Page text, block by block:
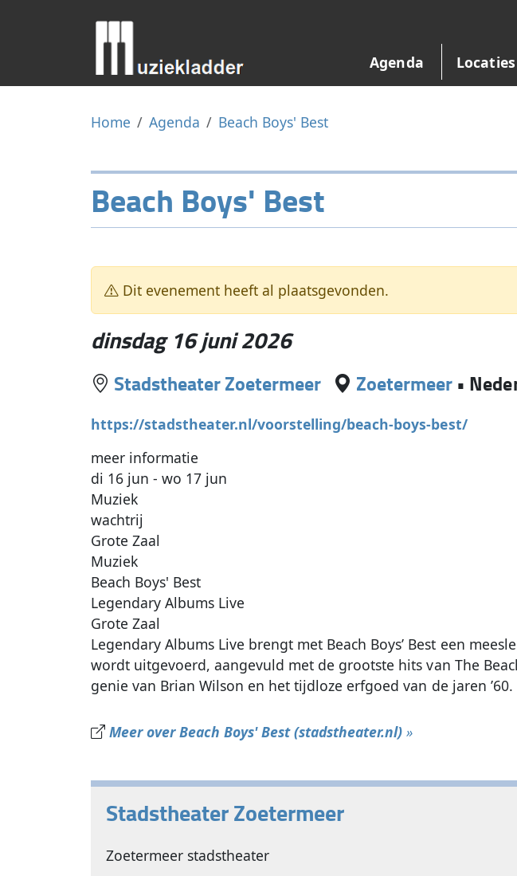
Agenda Locaties
Home Agenda Beach Boys' Best
Beach Boys' Best
Dit evenement heeft al plaatsgevonden.
dinsdag 16 juni 2026
Stadstheater Zoetermeer Zoetermeer •
https://stadstheater.nl/voorstelling/beach-boys-best/
meer informatie
di 16 jun - wo 17 jun
Muziek
wachtrij
Grote Zaal
Muziek
Beach Boys' Best
Legendary Albums Live
Grote Zaal
Legendary Albums Live brengt met Beach Boys’ Best een
wordt uitgevoerd, aangevuld met de grootste hits van The
genie van Brian Wilson en het tijdloze erfgoed van de jaren ’60.
Meer over Beach Boys' Best (stadstheater.nl) »
Stadstheater Zoetermeer
Zoetermeer stadstheater